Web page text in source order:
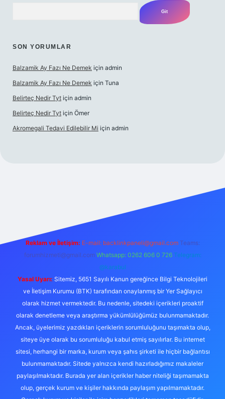
SON YORUMLAR
Balzamik Ay Fazı Ne Demek için admin
Balzamik Ay Fazı Ne Demek için Tuna
Belirteç Nedir Tyt için admin
Belirteç Nedir Tyt için Ömer
Akromegali Tedavi Edilebilir Mi için admin
Reklam ve İletişim: E-mail: backlinkpaneli@gmail.com Teams:
forumhizmeti@gmail.com Whatsapp: 0262 606 0 726 Telegram:
@karabul
Yasal Uyarı: Sitemiz, 5651 Sayılı Kanun gereğince Bilgi Teknolojileri
ve İletişim Kurumu (BTK) tarafından onaylanmış bir Yer Sağlayıcı
olarak hizmet vermektedir. Bu nedenle, sitedeki içerikleri proaktif
olarak denetleme veya araştırma yükümlülüğümüz bulunmamaktadır.
Ancak, üyelerimiz yazdıkları içeriklerin sorumluluğunu taşımakta olup,
siteye üye olarak bu sorumluluğu kabul etmiş sayılırlar. Bu internet
sitesi, herhangi bir marka, kurum veya şahıs şirketi ile hiçbir bağlantısı
bulunmamaktadır. Sitede yalnızca kendi hazırladığımız makaleler
paylaşılmaktadır. Burada yer alan içerikler haber niteliği taşımamakta
olup, gerçek kurum ve kişiler hakkında paylaşım yapılmamaktadır.